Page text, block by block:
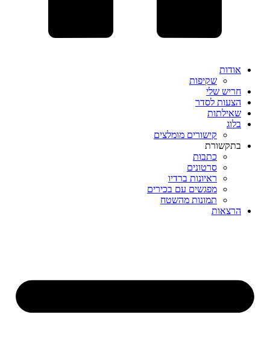
אודות
שקיפות
חריש שלי
הצעות לסדר
שאילתות
בלוג
קישורים מומלצים
בתקשורת
כתבות
סרטונים
ראיונות ברדיו
מפגשים עם בכירים
תמונות מהשטח
הרצאות